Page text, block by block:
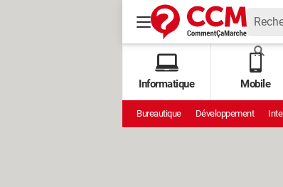
Informatique Mobile
Bureautique Développement